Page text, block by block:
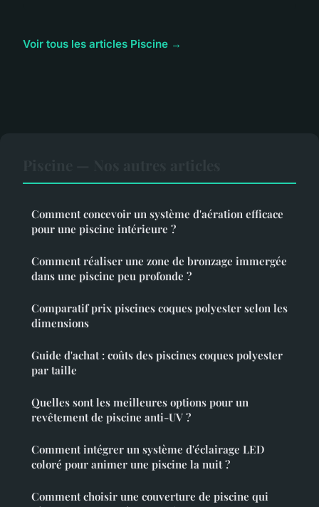
Voir tous les articles Piscine →
Comment concevoir un système d'aération efficace
pour une piscine intérieure ?
Comment réaliser une zone de bronzage immergée
dans une piscine peu profonde ?
Comparatif prix piscines coques polyester selon les
dimensions
Guide d'achat : coûts des piscines coques polyester
par taille
Quelles sont les meilleures options pour un
revêtement de piscine anti-UV ?
Comment intégrer un système d'éclairage LED
coloré pour animer une piscine la nuit ?
Comment choisir une couverture de piscine qui